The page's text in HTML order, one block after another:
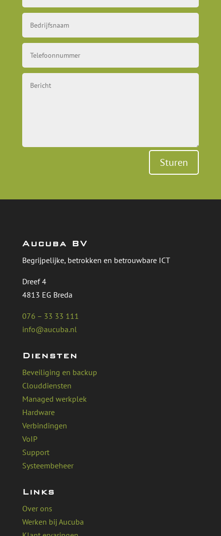
Sturen
Aucuba BV
Begrijpelijke, betrokken en betrouwbare ICT
Dreef 4
4813 EG Breda
076 – 33 33 111
info@aucuba.nl
Diensten
Beveiliging en backup
Clouddiensten
Managed werkplek
Hardware
Verbindingen
VoIP
Support
Systeembeheer
Links
Over ons
Werken bij Aucuba